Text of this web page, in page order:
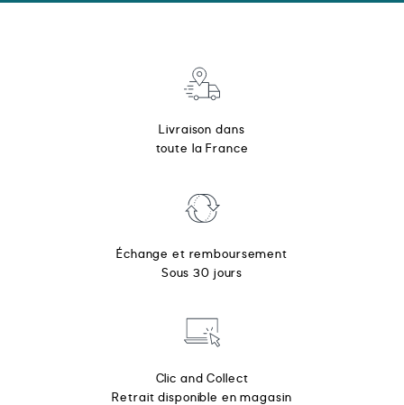
Livraison dans
toute la France
Échange et remboursement
Sous 30 jours
Clic and Collect
Retrait disponible en magasin